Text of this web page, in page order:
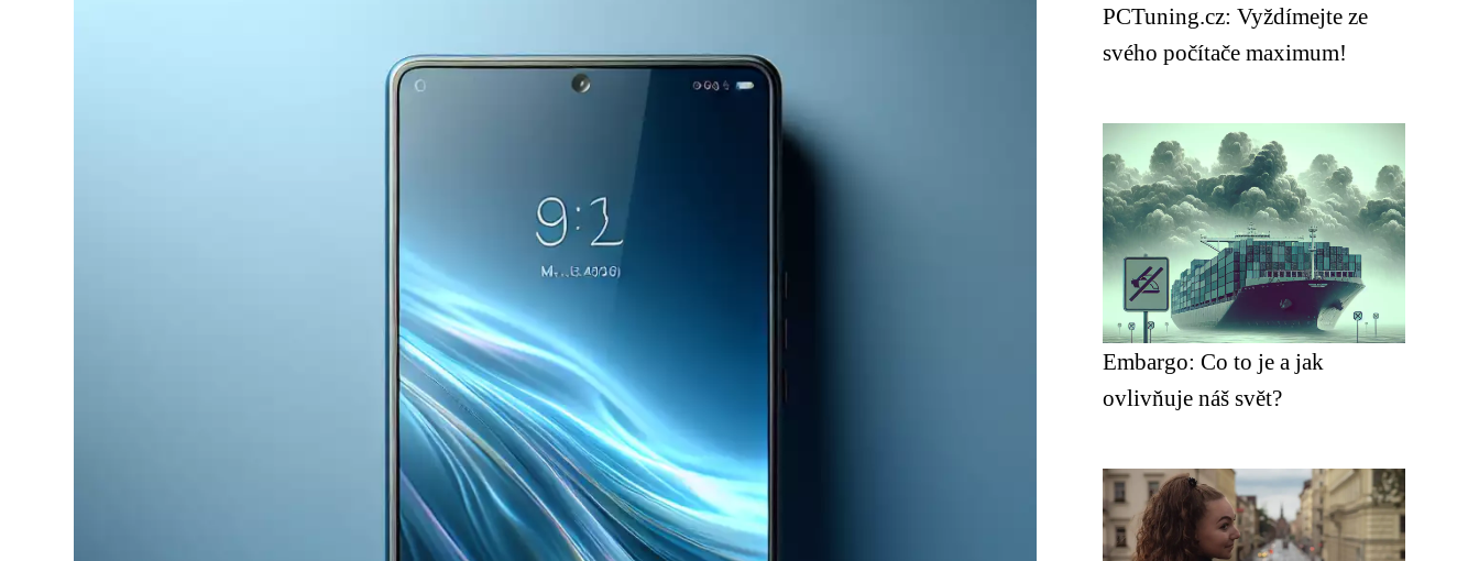
PCTuning.cz: Vyždímejte ze
svého počítače maximum!
Embargo: Co to je a jak
ovlivňuje náš svět?